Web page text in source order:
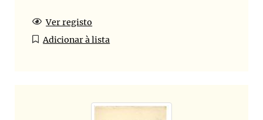
Ver registo
Adicionar à lista